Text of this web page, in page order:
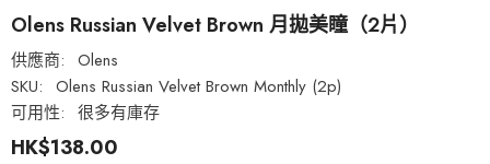
Olens Russian Velvet Brown 月拋美瞳（2片）
供應商: Olens
SKU: Olens Russian Velvet Brown Monthly (2p)
可用性: 很多有庫存
HK$138.00